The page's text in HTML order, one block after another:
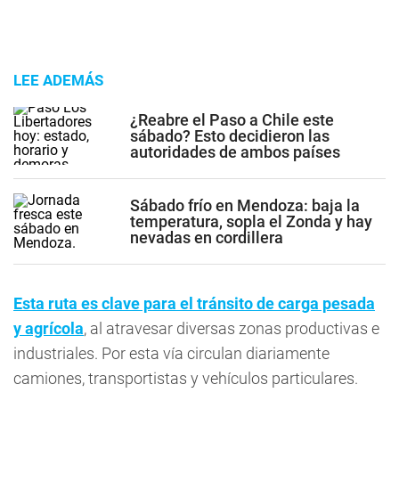
LEE ADEMÁS
¿Reabre el Paso a Chile este
sábado? Esto decidieron las
autoridades de ambos países
Sábado frío en Mendoza: baja la
temperatura, sopla el Zonda y hay
nevadas en cordillera
Esta ruta es clave para el tránsito de carga pesada
y agrícola, al atravesar diversas zonas productivas e
industriales. Por esta vía circulan diariamente
camiones, transportistas y vehículos particulares.